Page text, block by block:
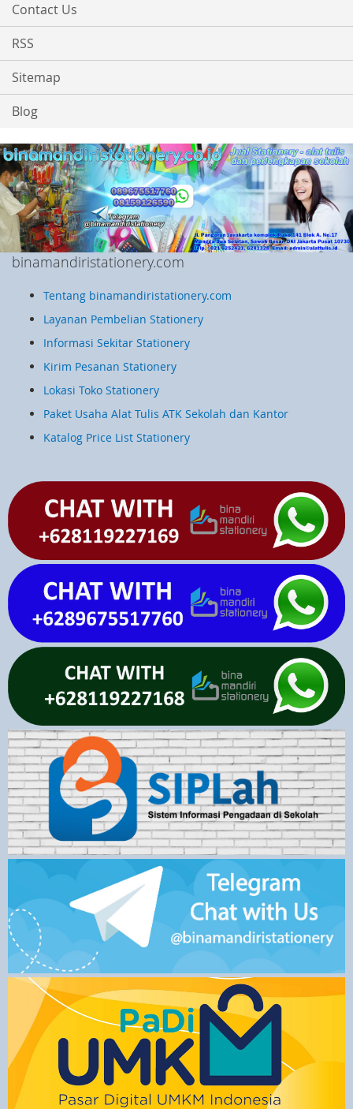
Contact Us
RSS
Sitemap
Blog
binamandiristationery.com
Tentang binamandiristationery.com
Layanan Pembelian Stationery
Informasi Sekitar Stationery
Kirim Pesanan Stationery
Lokasi Toko Stationery
Paket Usaha Alat Tulis ATK Sekolah dan Kantor
Katalog Price List Stationery